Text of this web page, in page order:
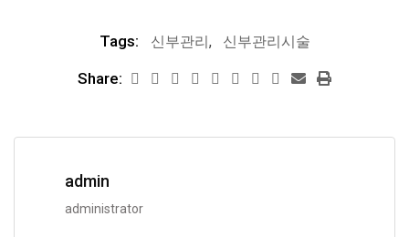
Tags: 신부관리, 신부관리시술
Share:
admin
administrator